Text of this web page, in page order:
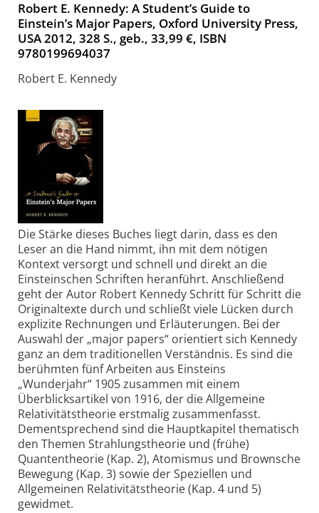
Robert E. Kennedy: A Student’s Guide to
Einstein’s Major Papers, Oxford University Press,
USA 2012, 328 S., geb., 33,99 €, ISBN
9780199694037
Robert E. Kennedy
Die Stärke dieses Buches liegt darin, dass es den
Leser an die Hand nimmt, ihn mit dem nötigen
Kontext versorgt und schnell und direkt an die
Einsteinschen Schriften heranführt. Anschließend
geht der Autor Robert Kennedy Schritt für Schritt die
Originaltexte durch und schließt viele Lücken durch
explizite Rechnungen und Erläuterungen. Bei der
Auswahl der „major papers“ orientiert sich Kennedy
ganz an dem traditionellen Verständnis. Es sind die
berühmten fünf Arbeiten aus Einsteins
„Wunderjahr“ 1905 zusammen mit einem
Überblicksartikel von 1916, der die Allgemeine
Relativitätstheorie erstmalig zusammenfasst.
Dementsprechend sind die Hauptkapitel thematisch
den Themen Strahlungstheorie und (frühe)
Quantentheorie (Kap. 2), Atomismus und Brownsche
Bewegung (Kap. 3) sowie der Speziellen und
Allgemeinen Relativitätstheorie (Kap. 4 und 5)
gewidmet.